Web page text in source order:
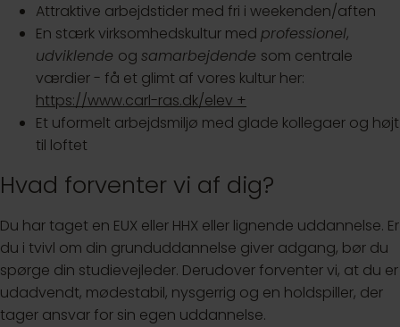
Attraktive arbejdstider med fri i weekenden/aften
En stærk virksomhedskultur med professionel,
udviklende og samarbejdende som centrale
værdier - få et glimt af vores kultur her:
https://www.carl-ras.dk/elev
Et uformelt arbejdsmiljø med glade kollegaer og højt
til loftet
Hvad forventer vi af dig?
Du har taget en EUX eller HHX eller lignende uddannelse. Er
du i tvivl om din grunduddannelse giver adgang, bør du
spørge din studievejleder. Derudover forventer vi, at du er
udadvendt, mødestabil, nysgerrig og en holdspiller, der
tager ansvar for sin egen uddannelse.